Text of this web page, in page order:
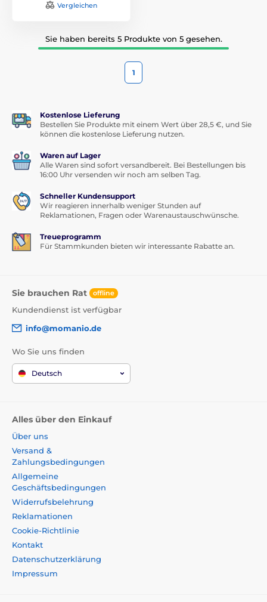
Vergleichen
Sie haben bereits 5 Produkte von 5 gesehen.
1
Kostenlose Lieferung
Bestellen Sie Produkte mit einem Wert über 28,5 €, und Sie
können die kostenlose Lieferung nutzen.
Waren auf Lager
Alle Waren sind sofort versandbereit. Bei Bestellungen bis
16:00 Uhr versenden wir noch am selben Tag.
Schneller Kundensupport
Wir reagieren innerhalb weniger Stunden auf
Reklamationen, Fragen oder Warenaustauschwünsche.
Treueprogramm
Für Stammkunden bieten wir interessante Rabatte an.
Sie brauchen Rat offline
Kundendienst ist verfügbar
info@momanio.de
Wo Sie uns finden
Deutsch
Alles über den Einkauf
Über uns
Versand &
Zahlungsbedingungen
Allgemeine
Geschäftsbedingungen
Widerrufsbelehrung
Reklamationen
Cookie-Richtlinie
Kontakt
Datenschutzerklärung
Impressum